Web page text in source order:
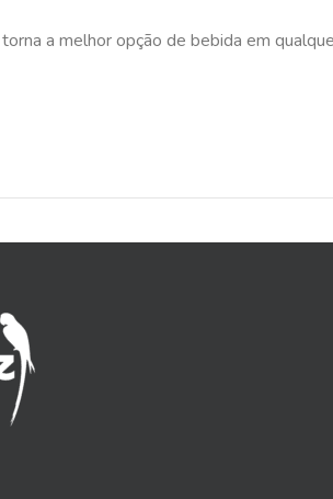
a melhor opção de bebida em